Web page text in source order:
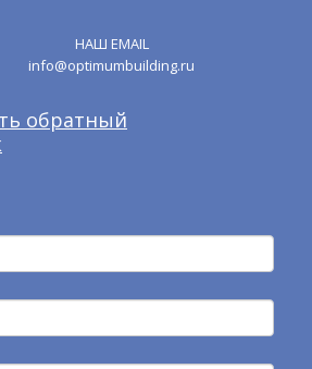
НАШ EMAIL
info@optimumbuilding.ru
обратный